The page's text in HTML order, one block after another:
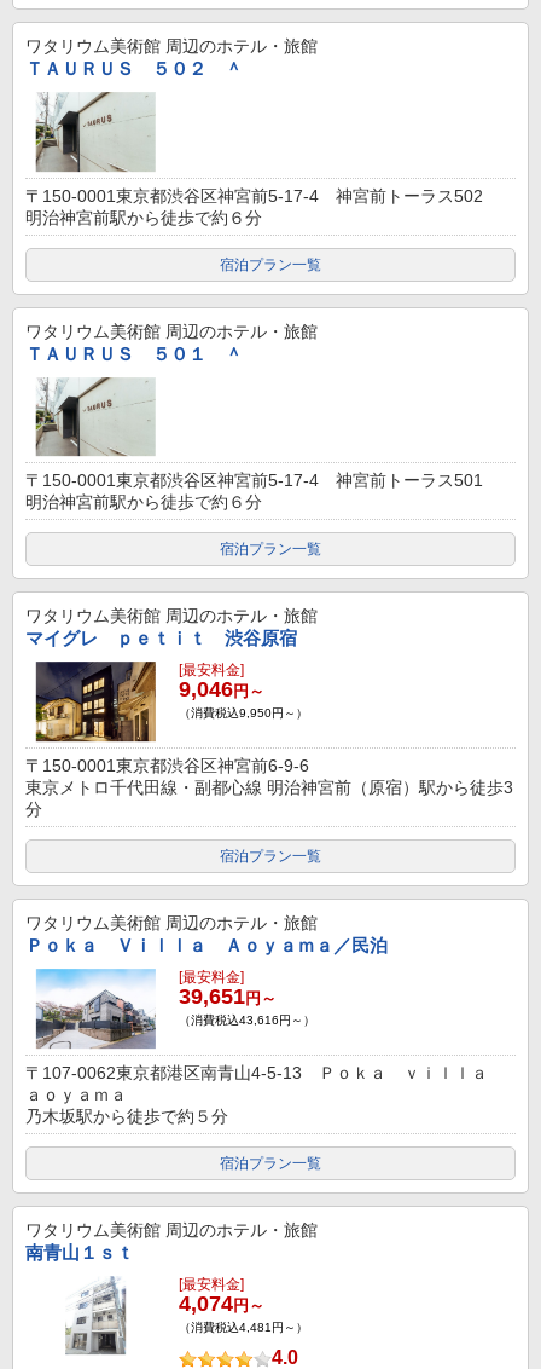
ワタリウム美術館 周辺のホテル・旅館
ＴＡＵＲＵＳ ５０２ ＾
〒150-0001東京都渋谷区神宮前5-17-4 神宮前トーラス502
明治神宮前駅から徒歩で約６分
宿泊プラン一覧
ワタリウム美術館 周辺のホテル・旅館
ＴＡＵＲＵＳ ５０１ ＾
〒150-0001東京都渋谷区神宮前5-17-4 神宮前トーラス501
明治神宮前駅から徒歩で約６分
宿泊プラン一覧
ワタリウム美術館 周辺のホテル・旅館
マイグレ ｐｅｔｉｔ 渋谷原宿
[最安料金]
9,046円～
（消費税込9,950円～）
〒150-0001東京都渋谷区神宮前6-9-6
東京メトロ千代田線・副都心線 明治神宮前（原宿）駅から徒歩3
分
宿泊プラン一覧
ワタリウム美術館 周辺のホテル・旅館
Ｐｏｋａ Ｖｉｌｌａ Ａｏｙａｍａ／民泊
[最安料金]
39,651円～
（消費税込43,616円～）
〒107-0062東京都港区南青山4-5-13 Ｐｏｋａ ｖｉｌｌａ
ａｏｙａｍａ
乃木坂駅から徒歩で約５分
宿泊プラン一覧
ワタリウム美術館 周辺のホテル・旅館
南青山１ｓｔ
[最安料金]
4,074円～
（消費税込4,481円～）
4.0